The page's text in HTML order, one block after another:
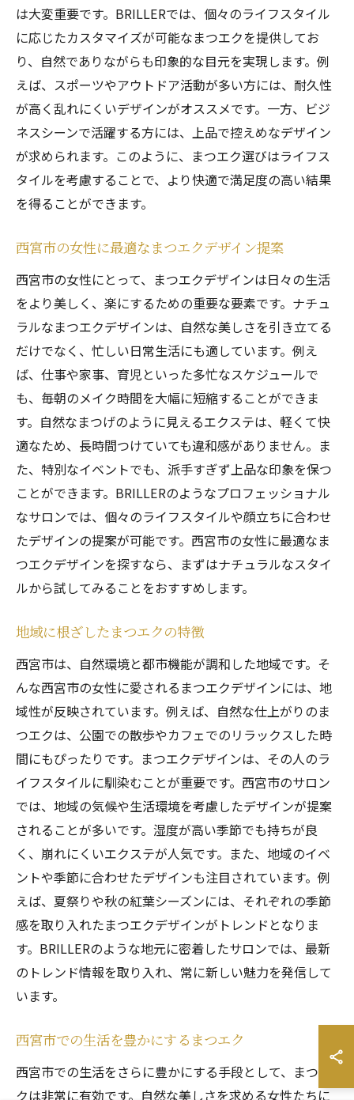
は大変重要です。BRILLERでは、個々のライフスタイル
に応じたカスタマイズが可能なまつエクを提供してお
り、自然でありながらも印象的な目元を実現します。例
えば、スポーツやアウトドア活動が多い方には、耐久性
が高く乱れにくいデザインがオススメです。一方、ビジ
ネスシーンで活躍する方には、上品で控えめなデザイン
が求められます。このように、まつエク選びはライフス
タイルを考慮することで、より快適で満足度の高い結果
を得ることができます。
西宮市の女性に最適なまつエクデザイン提案
西宮市の女性にとって、まつエクデザインは日々の生活
をより美しく、楽にするための重要な要素です。ナチュ
ラルなまつエクデザインは、自然な美しさを引き立てる
だけでなく、忙しい日常生活にも適しています。例え
ば、仕事や家事、育児といった多忙なスケジュールで
も、毎朝のメイク時間を大幅に短縮することができま
す。自然なまつげのように見えるエクステは、軽くて快
適なため、長時間つけていても違和感がありません。ま
た、特別なイベントでも、派手すぎず上品な印象を保つ
ことができます。BRILLERのようなプロフェッショナル
なサロンでは、個々のライフスタイルや顔立ちに合わせ
たデザインの提案が可能です。西宮市の女性に最適なま
つエクデザインを探すなら、まずはナチュラルなスタイ
ルから試してみることをおすすめします。
地域に根ざしたまつエクの特徴
西宮市は、自然環境と都市機能が調和した地域です。そ
んな西宮市の女性に愛されるまつエクデザインには、地
域性が反映されています。例えば、自然な仕上がりのま
つエクは、公園での散歩やカフェでのリラックスした時
間にもぴったりです。まつエクデザインは、その人のラ
イフスタイルに馴染むことが重要です。西宮市のサロン
では、地域の気候や生活環境を考慮したデザインが提案
されることが多いです。湿度が高い季節でも持ちが良
く、崩れにくいエクステが人気です。また、地域のイベ
ントや季節に合わせたデザインも注目されています。例
えば、夏祭りや秋の紅葉シーズンには、それぞれの季節
感を取り入れたまつエクデザインがトレンドとなりま
す。BRILLERのような地元に密着したサロンでは、最新
のトレンド情報を取り入れ、常に新しい魅力を発信して
います。
西宮市での生活を豊かにするまつエク
西宮市での生活をさらに豊かにする手段として、まつエ
クは非常に有効です。自然な美しさを求める女性たちに